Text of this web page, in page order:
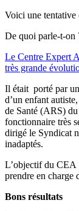
Voici une tentative
De quoi parle-t-on
Le Centre Expert
très grande
Il était porté par
d’un enfant
de Santé (ARS)
fonctionnaire très
dirigé le Syndicat
inadaptés.
L’objectif du CEA
prendre en charge
Bons résultats